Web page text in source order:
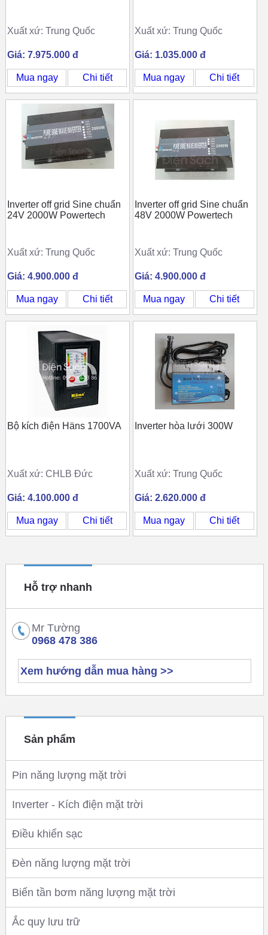
Xuất xứ: Trung Quốc
Giá: 7.975.000 đ
Mua ngay Chi tiết
Xuất xứ: Trung Quốc
Giá: 1.035.000 đ
Mua ngay Chi tiết
Inverter off grid Sine chuẩn
24V 2000W Powertech
Xuất xứ: Trung Quốc
Giá: 4.900.000 đ
Mua ngay Chi tiết
Inverter off grid Sine chuẩn
48V 2000W Powertech
Xuất xứ: Trung Quốc
Giá: 4.900.000 đ
Mua ngay Chi tiết
Bộ kích điện Häns 1700VA
Xuất xứ: CHLB Đức
Giá: 4.100.000 đ
Mua ngay Chi tiết
Inverter hòa lưới 300W
Xuất xứ: Trung Quốc
Giá: 2.620.000 đ
Mua ngay Chi tiết
Hỗ trợ nhanh
Mr Tường
0968 478 386
Xem hướng dẫn mua hàng >>
Sản phẩm
Pin năng lượng mặt trời
Inverter - Kích điện mặt trời
Điều khiển sạc
Đèn năng lượng mặt trời
Biến tần bơm năng lượng mặt trời
Ắc quy lưu trữ